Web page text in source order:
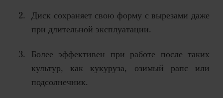
Диск сохраняет свою форму с вырезами даже
при длительной эксплуатации.
Более эффективен при работе после таких
культур, как кукуруза, озимый рапс или
подсолнечник.